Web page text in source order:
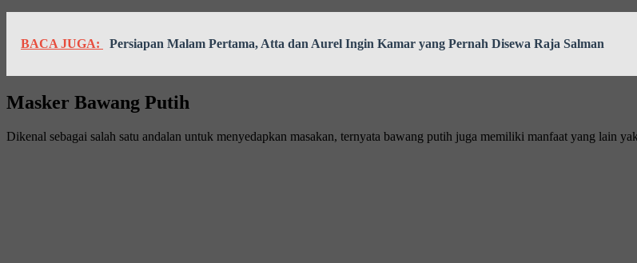
BACA JUGA: Persiapan Malam Pertama, Atta dan Aurel Ingin Kamar yang Pernah Disewa Raja Salman
Masker Bawang Putih
Dikenal sebagai salah satu andalan untuk menyedapkan masakan, ternyata bawang putih juga memiliki manfaat yang lain